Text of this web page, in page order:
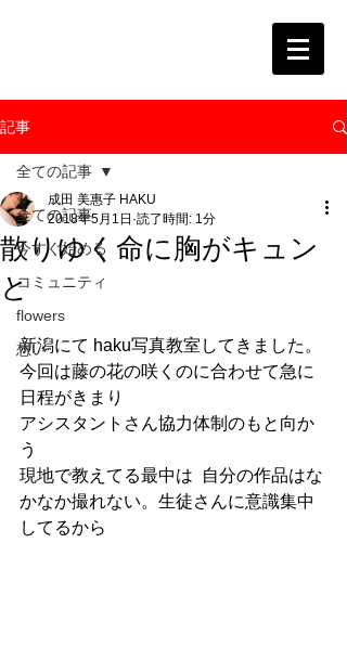
記事
全ての記事
今すぐ始める
コミュニティ
flowers
想い
全ての記事
散りゆく命に胸がキュン
と
成田 美惠子 HAKU
2018年5月1日 読了時間: 1分
新潟にて haku写真教室してきました。
今回は藤の花の咲くのに合わせて急に
日程がきまり
アシスタントさん協力体制のもと向か
う
現地で教えてる最中は  自分の作品はな
かなか撮れない。生徒さんに意識集中
してるから